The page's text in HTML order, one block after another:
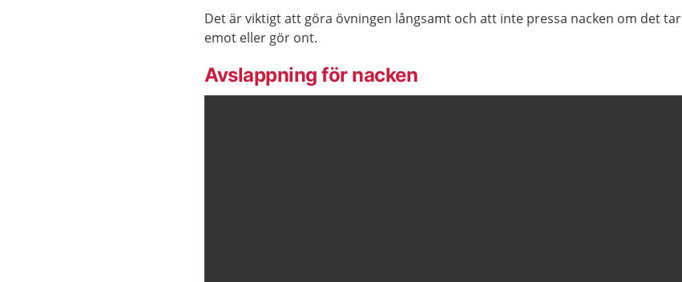
Det är viktigt att göra övningen långsamt och att inte pressa nacken om det tar
emot eller gör ont.
Avslappning för nacken